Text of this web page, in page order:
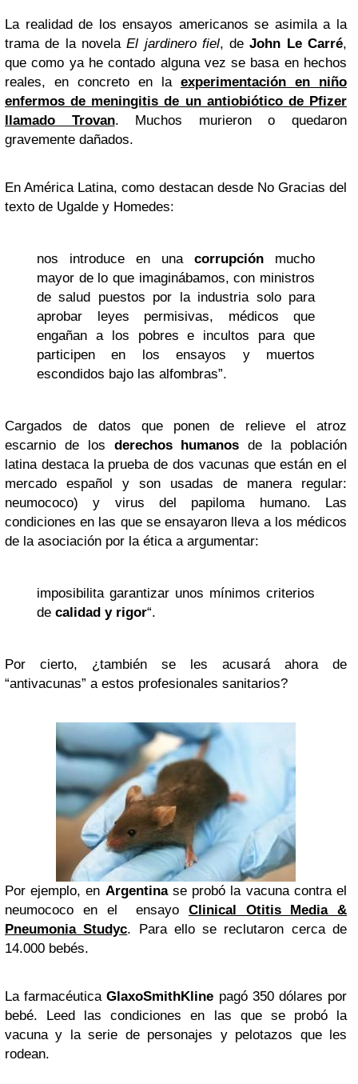
La realidad de los ensayos americanos se asimila a la
trama de la novelaEl jardinero fiel, deJohn Le Carré,
que como ya he contado alguna vez se basa en hechos
reales, en concreto en la experimentación en niño
enfermos de meningitis de un antiobiótico de Pfizer
llamado Trovan. Muchos murieron o quedaron
gravemente dañados.
En América Latina, como destacan desde No Gracias del
texto de Ugalde y Homedes:
nos introduce en una corrupción mucho
mayor de lo que imaginábamos, con ministros
de salud puestos por la industria solo para
aprobar leyes permisivas, médicos que
engañan a los pobres e incultos para que
participen en los ensayos y muertos
escondidos bajo las alfombras”.
Cargados de datos que ponen de relieve el atroz
escarnio de los derechos humanos de la población
latina destaca la prueba de dos vacunas que están en el
mercado español y son usadas de manera regular:
neumococo) y virus del papiloma humano. Las
condiciones en las que se ensayaron lleva a los médicos
de la asociación por la ética a argumentar:
imposibilita garantizar unos mínimos criterios
de calidad y rigor“.
Por cierto, ¿también se les acusará ahora de
“antivacunas” a estos profesionales sanitarios?
Por ejemplo, en Argentinase probó la vacuna contra el
neumococo en el ensayo Clinical Otitis Media &
Pneumonia Studyc. Para ello se reclutaron cerca de
14.000 bebés.
La farmacéuticaGlaxoSmithKline pagó 350 dólares por
bebé. Leed las condiciones en las que se probó la
vacuna y la serie de personajes y pelotazos que les
rodean.